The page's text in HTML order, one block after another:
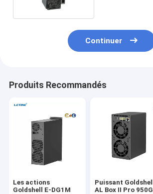
Continuer
Produits Recommandés
Les actions
Goldshell E-DG1M
Puissant Goldshell
AL Box II Pro 950G